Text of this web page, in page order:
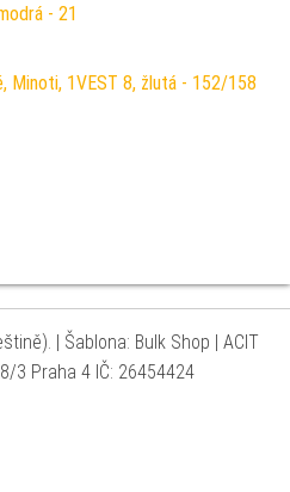
- 21
Minoti, 1VEST 8, žlutá - 152/158
| Šablona: Bulk Shop | ACIT
3 Praha 4 IČ: 26454424